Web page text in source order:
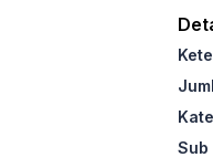
Sub